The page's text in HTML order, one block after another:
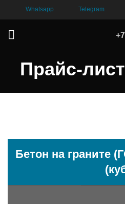
Whatsapp Telegram
Прайс-
Бетон на граните